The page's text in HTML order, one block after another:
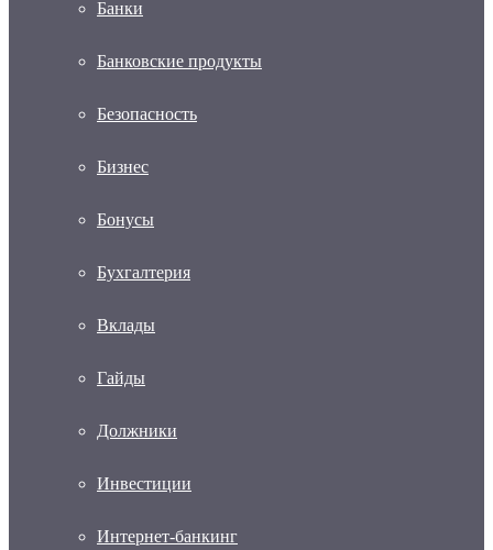
Банки
Банковские продукты
Безопасность
Бизнес
Бонусы
Бухгалтерия
Вклады
Гайды
Должники
Инвестиции
Интернет-банкинг